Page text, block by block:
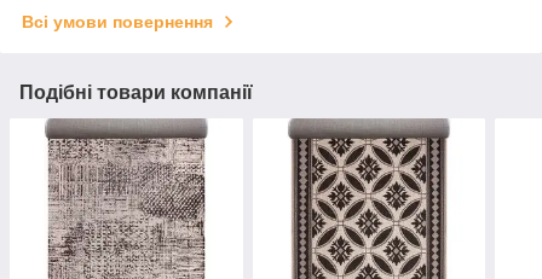
Всі умови повернення
Подібні товари компанії